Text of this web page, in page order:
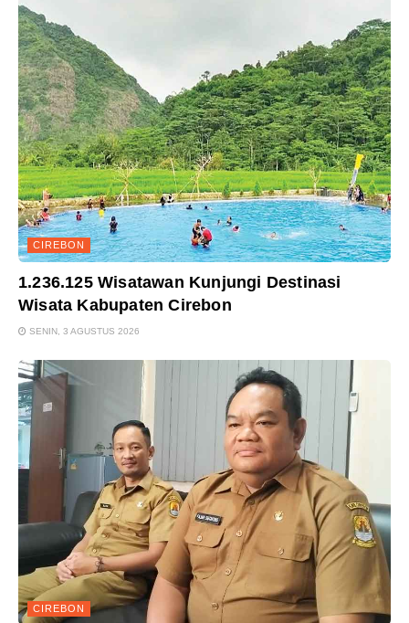
CIREBON
1.236.125 Wisatawan Kunjungi Destinasi
Wisata Kabupaten Cirebon
SENIN, 3 AGUSTUS 2026
CIREBON